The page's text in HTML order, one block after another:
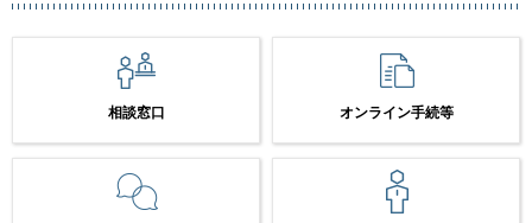
相談窓口 オンライン手続等